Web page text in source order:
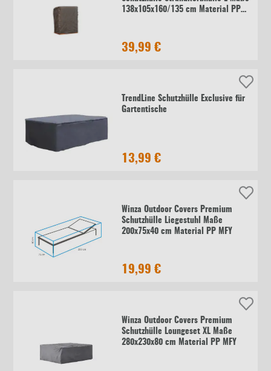
138x105x160/135 cm Material PP
39,99 €
TrendLine Schutzhülle Exclusive für
Gartentische
13,99 €
Winza Outdoor Covers Premium
Schutzhülle Liegestuhl Maße
200x75x40 cm Material PP MFY
19,99 €
Winza Outdoor Covers Premium
Schutzhülle Loungeset XL Maße
280x230x80 cm Material PP MFY